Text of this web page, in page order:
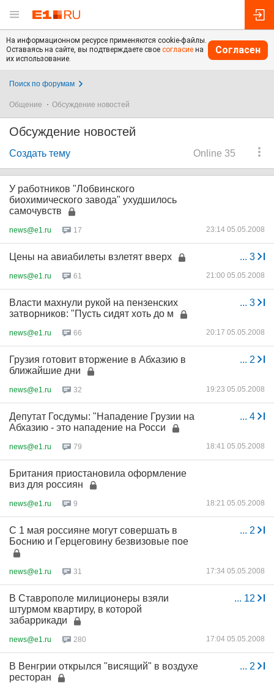
На информационном ресурсе применяются cookie-файлы.
Оставаясь на сайте, вы подтверждаете свое согласие на
их использование.
Согласен
Поиск по форумам
Общение Обсуждение новостей
Обсуждение новостей
Online 35
Создать тему
У работников "Лобвинского
биохимического завода" ухудшилось
самочувств
news@e1.ru 17 23:14 05.05.2008
... 3
Цены на авиабилеты взлетят вверх
news@e1.ru 61 21:00 05.05.2008
... 3
Власти махнули рукой на пензенских
затворников: "Пусть сидят хоть до м
news@e1.ru 66 20:17 05.05.2008
... 2
Грузия готовит вторжение в Абхазию в
ближайшие дни
news@e1.ru 32 19:23 05.05.2008
... 4
Депутат Госдумы: "Нападение Грузии на
Абхазию - это нападение на Росси
news@e1.ru 79 18:41 05.05.2008
Британия приостановила оформление
виз для россиян
news@e1.ru 9 18:21 05.05.2008
... 2
С 1 мая россияне могут совершать в
Боснию и Герцеговину безвизовые пое
news@e1.ru 31 17:34 05.05.2008
... 12
В Ставрополе милиционеры взяли
штурмом квартиру, в которой
забаррикади
news@e1.ru 280 17:04 05.05.2008
... 2
В Венгрии открылся "висящий" в воздухе
ресторан